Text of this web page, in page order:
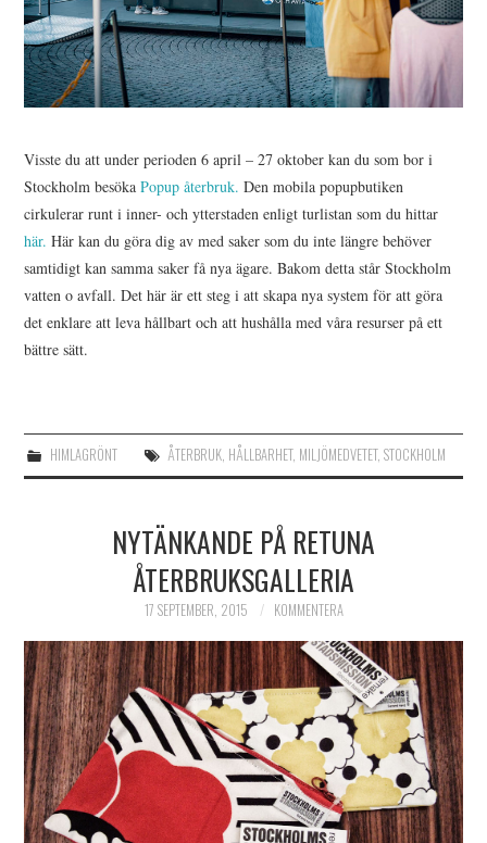
Visste du att under perioden 6 april – 27 oktober kan du som bor i
Stockholm besökaPopup återbruk. Den mobila popupbutiken
cirkulerar runt i inner- och ytterstaden enligt turlistan som du hittar
här. Här kan du göra dig av med saker som du inte längre behöver
samtidigt kan samma saker få nya ägare. Bakom detta står Stockholm
vatten o avfall. Det här är ett steg i att skapa nya system för att göra
det enklare att leva hållbart och att hushålla med våra resurser på ett
bättre sätt.
HIMLAGRÖNT ÅTERBRUK, HÅLLBARHET, MILJÖMEDVETET, STOCKHOLM
NYTÄNKANDE PÅ RETUNA
ÅTERBRUKSGALLERIA
17 SEPTEMBER, 2015 KOMMENTERA